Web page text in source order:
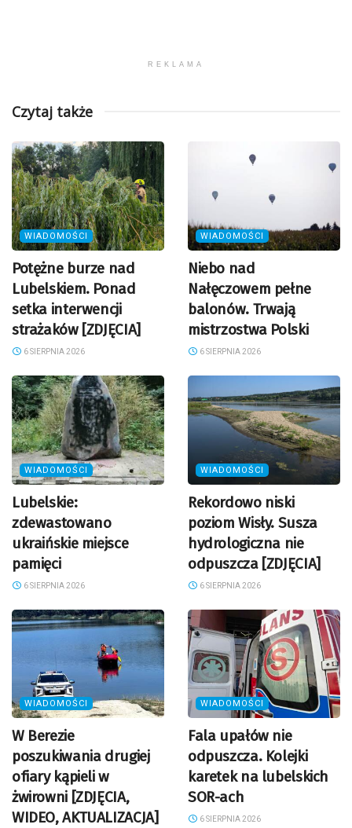
REKLAMA
Czytaj także
WIADOMOŚCI
Potężne burze nad
Lubelskiem. Ponad
setka interwencji
strażaków [ZDJĘCIA]
6 SIERPNIA 2026
WIADOMOŚCI
Niebo nad
Nałęczowem pełne
balonów. Trwają
mistrzostwa Polski
6 SIERPNIA 2026
WIADOMOŚCI
Lubelskie:
zdewastowano
ukraińskie miejsce
pamięci
6 SIERPNIA 2026
WIADOMOŚCI
Rekordowo niski
poziom Wisły. Susza
hydrologiczna nie
odpuszcza [ZDJĘCIA]
6 SIERPNIA 2026
WIADOMOŚCI
W Berezie
poszukiwania drugiej
ofiary kąpieli w
żwirowni [ZDJĘCIA,
WIDEO, AKTUALIZACJA]
WIADOMOŚCI
Fala upałów nie
odpuszcza. Kolejki
karetek na lubelskich
SOR-ach
6 SIERPNIA 2026